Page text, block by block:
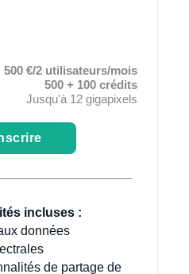
500 €/2 utilisateurs/mois
500 + 100 crédits
Jusqu'à 12 gigapixels
incluses :
données
de partage de